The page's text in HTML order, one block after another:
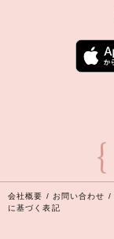
会社概要 / お問い合わせ /
に基づく表記